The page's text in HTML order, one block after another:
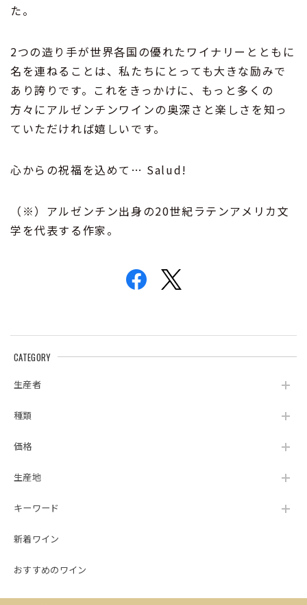
た。
2つの造り手が世界各国の優れたワイナリーとともに
名を連ねることは、私たちにとっても大きな励みで
あり誇りです。これをきっかけに、もっと多くの
方々にアルゼンチンワインの奥深さと楽しさを知っ
ていただければ嬉しいです。
心からの祝福を込めて… Salud!
（※）アルゼンチン出身の20世紀ラテンアメリカ文
学を代表する作家。
CATEGORY
生産者
種類
価格
生産地
キーワード
新着ワイン
おすすめのワイン